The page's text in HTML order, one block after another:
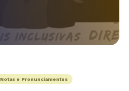
Notas e Pronunciamentos